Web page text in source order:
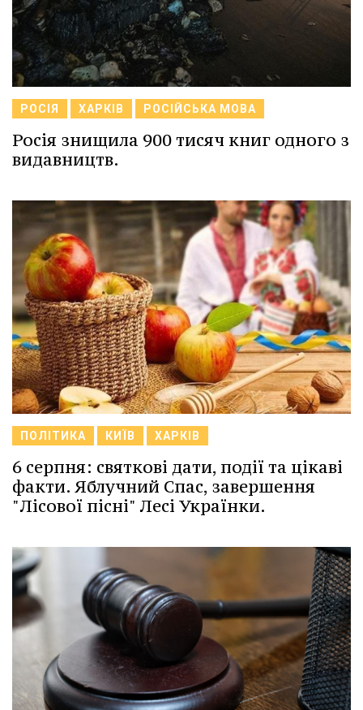
РОСІЯ ХАРКІВ РОСІЙСЬКА МОВА
Росія знищила 900 тисяч книг одного з
видавництв.
ПОЛІТИКА КИЇВ ХАРКІВ
6 серпня: святкові дати, події та цікаві
факти. Яблучний Спас, завершення
"Лісової пісні" Лесі Українки.